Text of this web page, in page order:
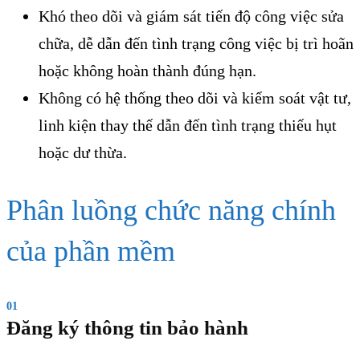
Khó theo dõi và giám sát tiến độ công việc sửa
chữa, dễ dẫn đến tình trạng công việc bị trì hoãn
hoặc không hoàn thành đúng hạn.
Không có hệ thống theo dõi và kiểm soát vật tư,
linh kiện thay thế dẫn đến tình trạng thiếu hụt
hoặc dư thừa.
Phân luồng chức năng chính
của phần mềm
01
Đăng ký thông tin bảo hành